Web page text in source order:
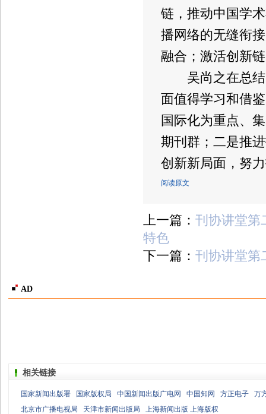
链，推动中国学
播网络的无缝衔
融合；激活创新
吴尚之在总结
面值得学习和借
国际化为重点、
期刊群；二是推
创新新局面，努
阅读原文
上一篇： 刊协讲堂第
特色
下一篇： 刊协讲堂第
AD
相关链接
国家新闻出版署 国家版权局 中国新闻出版广电网 中国知网 方正电子
万
北京市广播电视局
天津市新闻出版局 上海新闻出版 上海版权